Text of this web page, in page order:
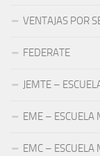
VENTAJAS POR
FEDERATE
JEMTE –
EME – ESCUELA
EMC – ESCUELA